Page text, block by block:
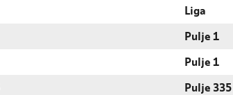
Liga
Pulje 1
Pulje 1
Pulje 335